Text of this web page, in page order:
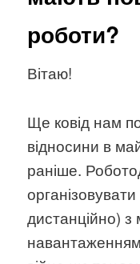
роботи?
Вітаю!
Ще ковід нам
відносини в
раніше.
дистанційно)
навантаженням